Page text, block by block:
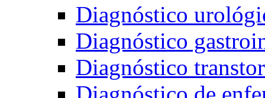
Diagnóstico
Diagnóstico
Diagnóstico